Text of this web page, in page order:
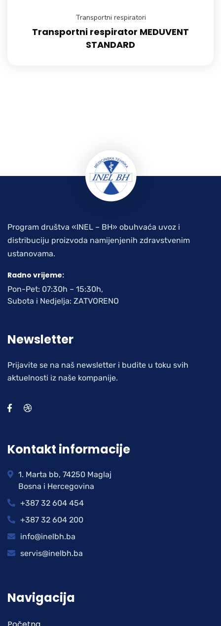
Transportni respiratori
Transportni respirator MEDUVENT
STANDARD
Program društva «INEL – BH» obuhvaća uvoz i
distribuciju proizvoda namijenjenih zdravstvenim
ustanovama.
Radno vrijeme:
Pon-Pet: 07:30h – 15:30h,
Subota i Nedjelja: ZATVORENO
Newsletter
Prijavite se na naš newsletter i budite u toku svih
aktuelnosti iz naše kompanije.
Kontakt informacije
1. Marta bb, 74250 Maglaj
Bosna i Hercegovina
+387 32 604 454
+387 32 604 200
info@inelbh.ba
servis@inelbh.ba
Navigacija